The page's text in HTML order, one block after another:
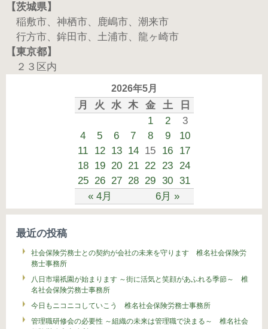
【茨城県】
稲敷市、神栖市、鹿嶋市、潮来市
行方市、鉾田市、土浦市、龍ヶ崎市
【東京都】
２３区内
2026年5月
月 火 水 木 金 土 日
« 4月 6月 »
1 2
3
4
5 6 7 8 9
10
11 12 13 14 15 16 17
18 19 20 21 22 23 24
25 26 27 28 29 30 31
最近の投稿
社会保険労務士との契約が会社の未来を守ります 椎名社会保険労
務士事務所
八日市場祇園が始まります ～街に活気と笑顔があふれる季節～ 椎
名社会保険労務士事務所
今日もニコニコしていこう 椎名社会保険労務士事務所
管理職研修会の必要性 ～組織の未来は管理職で決まる～ 椎名社会